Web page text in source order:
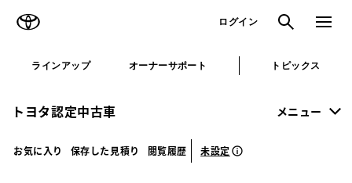
ログイン 検索 メニュ
ラインアップ オーナーサポート トピックス
トヨタ認定中古車 メニュー
お気に入り 保存した見積り 閲覧履歴 未設定